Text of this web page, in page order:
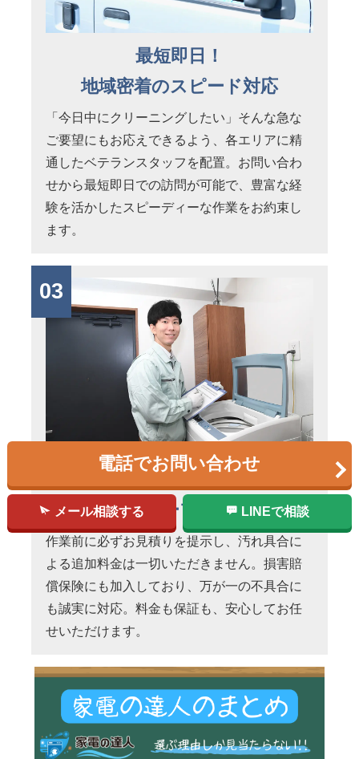
最短即日！
地域密着のスピード対応
「今日中にクリーニングしたい」そんな急な
ご要望にもお応えできるよう、各エリアに精
通したベテランスタッフを配置。お問い合わ
せから最短即日での訪問が可能で、豊富な経
験を活かしたスピーディーな作業をお約束し
ます。
03
明朗会計＆万全の
アフターフォロー
作業前に必ずお見積りを提示し、汚れ具合に
よる追加料金は一切いただきません。損害賠
償保険にも加入しており、万が一の不具合に
も誠実に対応。料金も保証も、安心してお任
せいただけます。
電話でお問い合わせ
メール相談する LINEで相談